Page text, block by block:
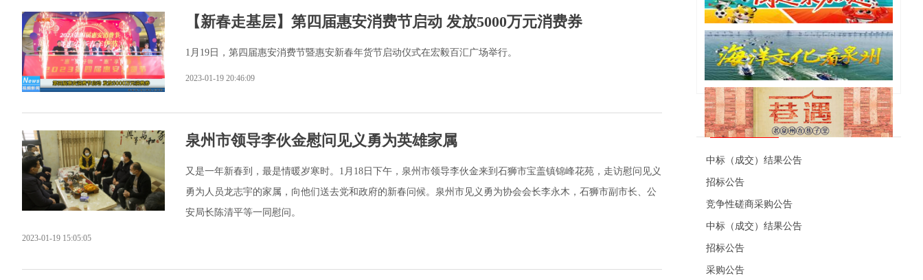
【新春走基层】第四届惠安消费节启动 发放5000万元消费券
1月19日，第四届惠安消费节暨惠安新春年货节启动仪式在宏毅百汇广场举行。
2023-01-19 20:46:09
泉州市领导李伙金慰问见义勇为英雄家属
又是一年新春到，最是情暖岁寒时。1月18日下午，泉州市领导李伙金来到石狮市宝盖镇锦峰花苑，走访慰问见义
勇为人员龙志宇的家属，向他们送去党和政府的新春问候。泉州市见义勇为协会会长李永木，石狮市副市长、公
安局长陈清平等一同慰问。
2023-01-19 15:05:05
便民资讯
中标（成交）结果公告
招标公告
竞争性磋商采购公告
中标（成交）结果公告
招标公告
采购公告